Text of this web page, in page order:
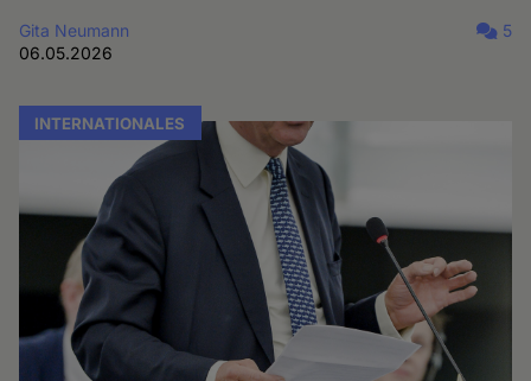
Gita Neumann
06.05.2026
5
INTERNATIONALES